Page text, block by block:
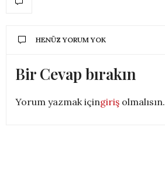
HENÜZ YORUM YOK
Bir Cevap bırakın
Yorum yazmak içingiriş olmalısın.